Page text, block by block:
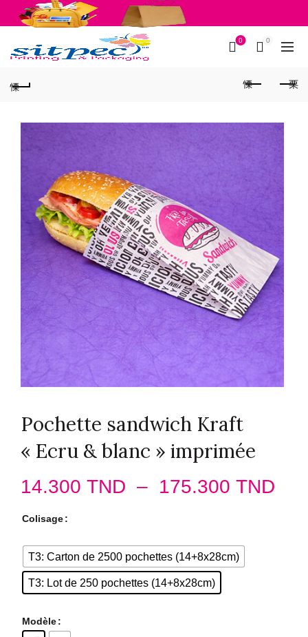
0
0
Pochette sandwich Kraft
« Ecru & blanc » imprimée
14.300 TND – 175.300 TND
Colisage
T3: Carton de 2500 pochettes (14+8x28cm)
T3: Lot de 250 pochettes (14+8x28cm)
Modèle